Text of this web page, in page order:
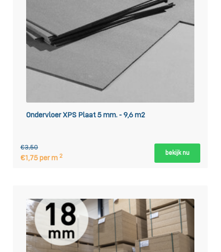
Ondervloer XPS Plaat 5 mm. - 9,6 m2
€3,50
€1,75 per m 2 bekijk nu